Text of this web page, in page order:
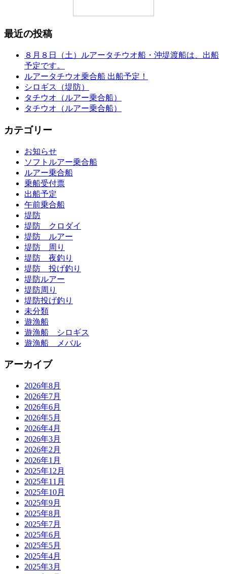
最近の投稿
８月８日（土）ルアータチウオ船・沖堤渡船は、出船
予定です。
ルアータチウオ乗合船 出船予定！
シロギス（堤防）
タチウオ（ルアー乗合船）
タチウオ（ルアー乗合船）
カテゴリー
お知らせ
ソフトルアー乗合船
ルアー乗合船
乗船受付票
出船予定
午前乗合船
堤防
堤防 クロダイ
堤防 ルアー
堤防 周り
堤防 夜釣り
堤防 投げ釣り
堤防ルアー
堤防周り
堤防投げ釣り
未分類
遊漁船
遊漁船 シロギス
遊漁船 メバル
アーカイブ
2026年8月
2026年7月
2026年6月
2026年5月
2026年4月
2026年3月
2026年2月
2026年1月
2025年12月
2025年11月
2025年10月
2025年9月
2025年8月
2025年7月
2025年6月
2025年5月
2025年4月
2025年3月